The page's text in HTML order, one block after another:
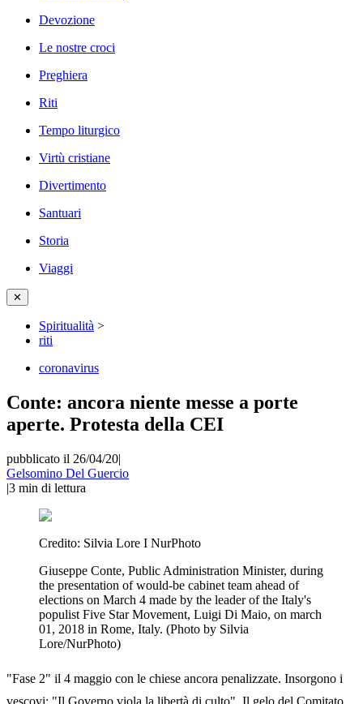
Devozione
Le nostre croci
Preghiera
Riti
Tempo liturgico
Virtù cristiane
Divertimento
Santuari
Storia
Viaggi
✕
Spiritualità >
riti
coronavirus
Conte: ancora niente messe a porte
aperte. Protesta della CEI
pubblicato il 26/04/20|
Gelsomino Del Guercio
|3 min di lettura
Credito: Silvia Lore I NurPhoto
Giuseppe Conte, Public Administration Minister, during
the presentation of would-be cabinet team ahead of
elections on March 4 made by the leader of the Italy's
populist Five Star Movement, Luigi Di Maio, on march
01, 2018 in Rome, Italy. (Photo by Silvia
Lore/NurPhoto)
"Fase 2" il 4 maggio con le chiese ancora penalizzate. Insorgono i
vescovi: "Il Governo viola la libertà di culto". Il gelo del Comitato